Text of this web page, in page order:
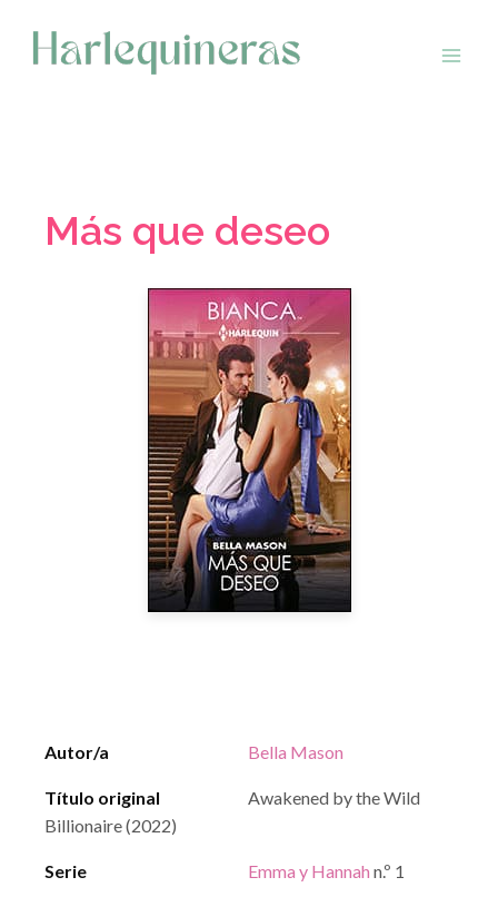
contenido
Más que deseo
Autor/a Bella Mason
Título original
Awakened by the Wild
Billionaire (2022)
Serie Emma y Hannah n.º 1